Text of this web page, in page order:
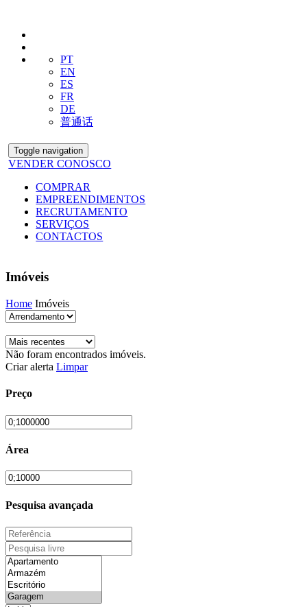
PT
EN
ES
FR
DE
普通话
Toggle navigation
VENDER CONOSCO
COMPRAR
EMPREENDIMENTOS
RECRUTAMENTO
SERVIÇOS
CONTACTOS
Imóveis
Home Imóveis
Não foram encontrados imóveis.
Criar alerta Limpar
Preço
Área
Pesquisa avançada